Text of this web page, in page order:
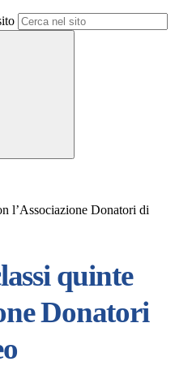
l’Associazione Donatori di
quinte
Donatori